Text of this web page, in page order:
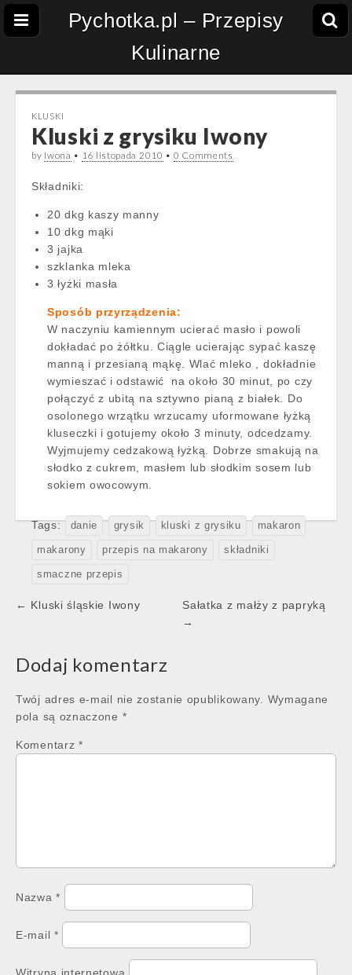
Pychotka.pl – Przepisy
Kulinarne
KLUSKI
Kluski z grysiku Iwony
by Iwona • 16 listopada 2010 • 0 Comments
Składniki:
20 dkg kaszy manny
10 dkg mąki
3 jajka
szklanka mleka
3 łyżki masła
Sposób przyrządzenia:
W naczyniu kamiennym ucierać masło i powoli
dokładać po żółtku. Ciągle ucierając sypać kaszę
manną i przesianą mąkę. Wlać mleko , dokładnie
wymieszać i odstawić na około 30 minut, po czy
połączyć z ubitą na sztywno pianą z białek. Do
osolonego wrzątku wrzucamy uformowane łyżką
kluseczki i gotujemy około 3 minuty, odcedzamy.
Wyjmujemy cedzakową łyżką. Dobrze smakują na
słodko z cukrem, masłem lub słodkim sosem lub
sokiem owocowym.
Tags: danie grysik kluski z grysiku makaron
makarony przepis na makarony składniki
smaczne przepis
Post
← Kluski śląskie Iwony
Sałatka z małży z papryką
→
Dodaj komentarz
Twój adres e-mail nie zostanie opublikowany.
Wymagane
pola są oznaczone *
Komentarz *
Nazwa*
E-mail *